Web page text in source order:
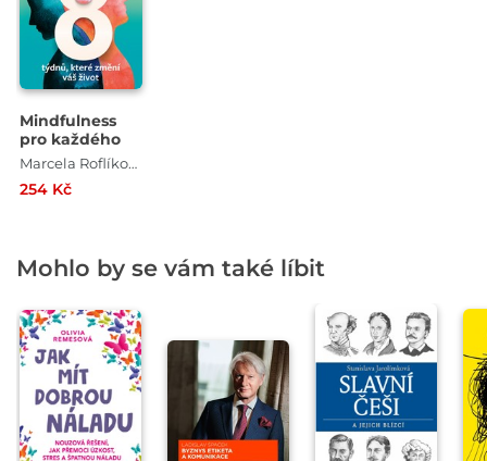
Mindfulness
pro každého
Marcela Roflíková , Martina Vančurová
254 Kč
Mohlo by se vám také líbit